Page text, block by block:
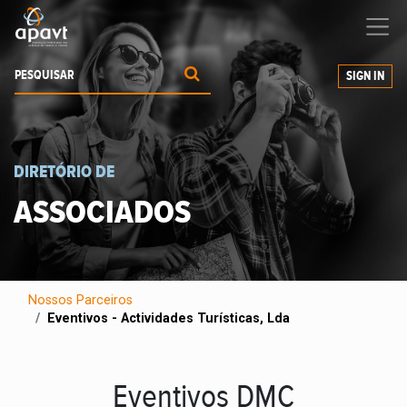
a expandir os seus negócios
SIGN IN
DIRETÓRIO DE
ASSOCIADOS
Nossos Parceiros
Eventivos - Actividades Turísticas, Lda
Eventivos DMC